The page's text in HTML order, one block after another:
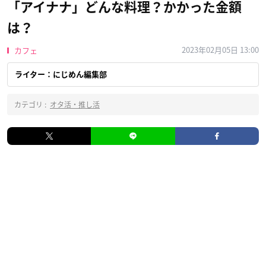
「アイナナ」どんな料理？かかった金額
は？
カフェ 2023年02月05日 13:00
ライター：にじめん編集部
カテゴリ : オタ活・推し活